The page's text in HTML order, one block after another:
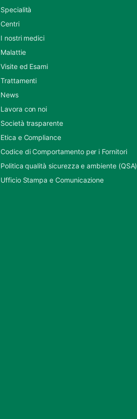
Specialità
Centri
I nostri medici
Malattie
Visite ed Esami
Trattamenti
News
Lavora con noi
Società trasparente
Etica e Compliance
Codice di Comportamento per i Fornitori
Politica qualità sicurezza e ambiente (QSA)
Ufficio Stampa e Comunicazione